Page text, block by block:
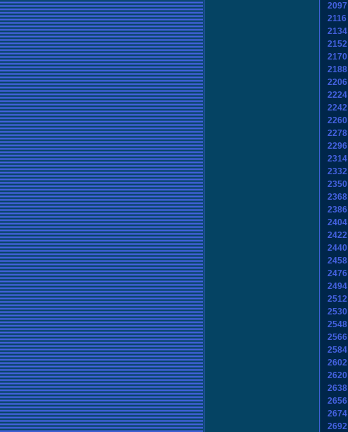
2097
2116
2134
2152
2170
2188
2206
2224
2242
2260
2278
2296
2314
2332
2350
2368
2386
2404
2422
2440
2458
2476
2494
2512
2530
2548
2566
2584
2602
2620
2638
2656
2674
2692